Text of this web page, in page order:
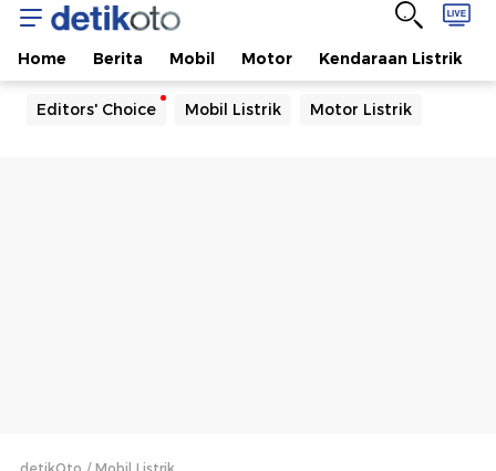
Home Berita Mobil Motor Kendaraan Listrik
Editors' Choice Mobil Listrik Motor Listrik